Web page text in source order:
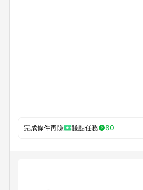
完成條件再賺 賺點任務 80